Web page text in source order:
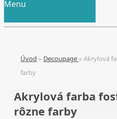
Menu
Úvod » Decoupage » Akrylová
farby
Akrylová farba
rôzne farby